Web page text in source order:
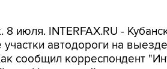
8 июля. INTERFAX.RU -
автодороги на
сообщил корреспондент